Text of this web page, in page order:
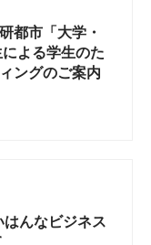
都市「大学・
よる学生のた
ングのご案内
はんなビジネス